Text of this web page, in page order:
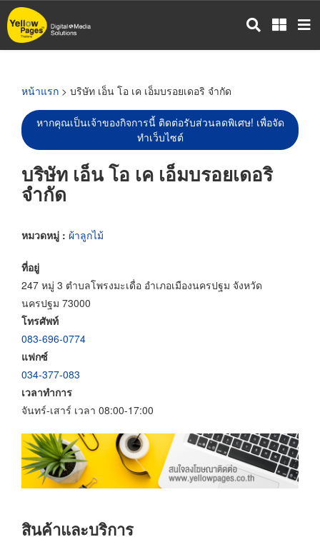
ข้าม
ไป
หน้าแรก > บริษัท เอ็น โอ เค เอ็มบรอยเดอริ จำกัด
หากคุณเป็นเจ้าของกิจการนี้ ติดต่อรับส่วนลดพิเศษ! เพื่อจัด
ทำเว็บไซต์
บริษัท เอ็น โอ เค เอ็มบรอยเดอริ
จำกัด
หมวดหมู่ : ผ้าลูกไม้
ที่อยู่
247 หมู่ 3 ตำบลโพรงมะเดื่อ อำเภอเมืองนครปฐม จังหวัด
นครปฐม 73000
โทรศัพท์
083-696-0774
แฟกซ์
034-377-083
เวลาทำการ
จันทร์-เสาร์ เวลา 08:00-17:00
สินค้าและบริการ